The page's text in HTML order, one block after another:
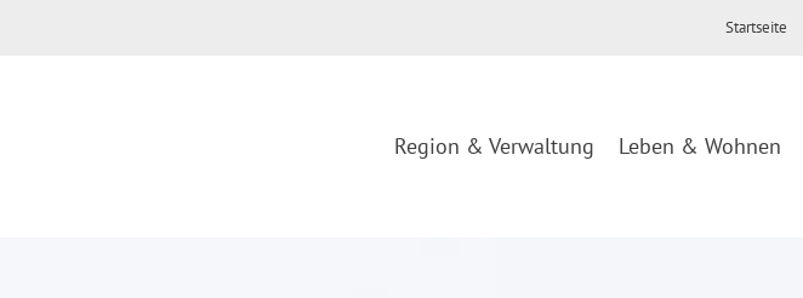
Startseite
Region & Verwaltung Leben & Wohnen